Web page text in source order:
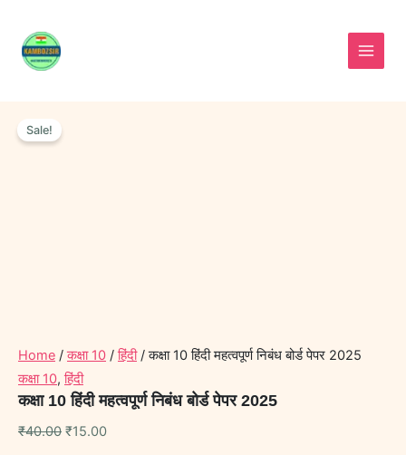
content
Sale!
Home /कक्षा 10 /हिंदी/ कक्षा 10 हिंदी महत्वपूर्ण निबंध बोर्ड पेपर 2025
कक्षा 10,हिंदी
कक्षा 10 हिंदी महत्वपूर्ण निबंध बोर्ड पेपर 2025
₹40.00 ₹15.00
10
हिंदी